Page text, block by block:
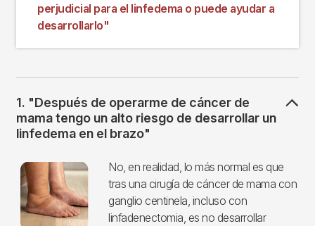
perjudicial para el linfedema o puede ayudar a
desarrollarlo"
1. "Después de operarme de cáncer de
mama tengo un alto riesgo de desarrollar un
linfedema en el brazo"
Imagen
No, en realidad, lo más normal es que
tras una cirugía de cáncer de mama con
ganglio centinela, incluso con
linfadenectomia, es no desarrollar